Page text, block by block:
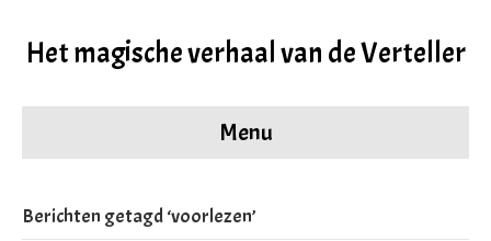
Het magische verhaal van de Verteller
Menu
Berichten getagd ‘voorlezen’